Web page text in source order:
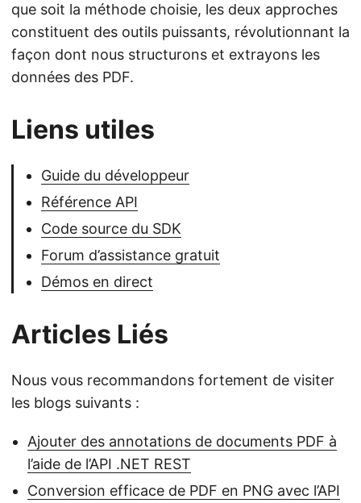
que soit la méthode choisie, les deux approches
constituent des outils puissants, révolutionnant la
façon dont nous structurons et extrayons les
données des PDF.
Liens utiles
Guide du développeur
Référence API
Code source du SDK
Forum d’assistance gratuit
Démos en direct
Articles Liés
Nous vous recommandons fortement de visiter
les blogs suivants :
Ajouter des annotations de documents PDF à
l’aide de l’API .NET REST
Conversion efficace de PDF en PNG avec l’API